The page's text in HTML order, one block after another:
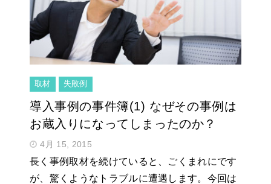
取材 失敗例
導入事例の事件簿(1) なぜその事例は
お蔵入りになってしまったのか？
4月 15, 2015
長く事例取材を続けていると、ごくまれにです
が、驚くようなトラブルに遭遇します。今回は